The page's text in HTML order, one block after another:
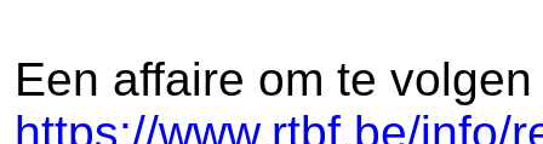
Een affaire om te
https://www.rtbf.be/info/